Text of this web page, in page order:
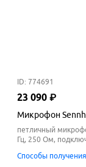
ID: 774691
23 090 ₽
Микрофон
петличный
Гц, 250 Ом,
Способы получения